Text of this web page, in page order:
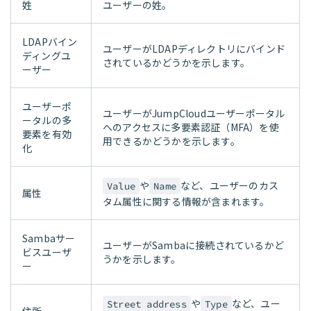
姓 ユーザーの姓。
LDAPバイン
ディングユ
ーザー
ユーザーがLDAPディレクトリにバインド
されているかどうかを示します。
ユーザーポ
ータルの多
要素を有効
化
ユーザーがJumpCloudユーザーポータル
へのアクセスに多要素認証（MFA）を使
用できるかどうかを示します。
属性 Value や Name など、ユーザーのカス
タム属性に関する情報が含まれます。
Sambaサー
ビスユーザ
ー
ユーザーがSambaに接続されているかど
うかを示します。
Street address や Type など、ユー